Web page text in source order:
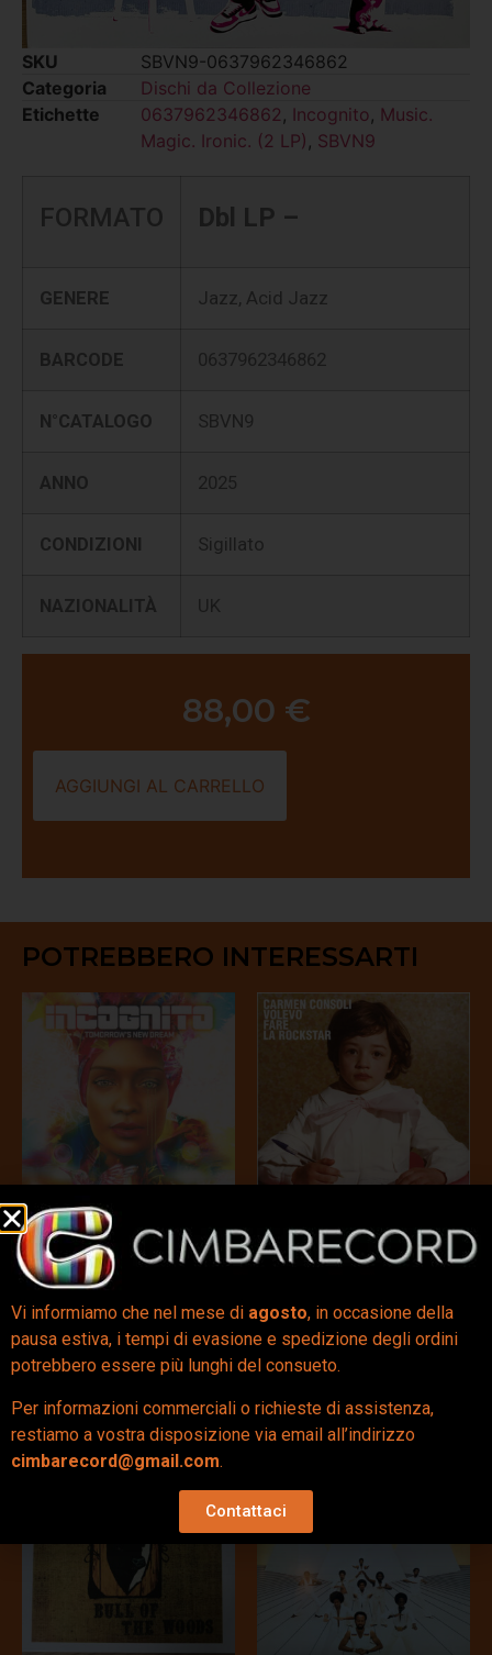
SKU
SBVN9-0637962346862
Categoria
Dischi da Collezione
Etichette
0637962346862 , Incognito, Music.
Magic. Ironic. (2 LP) , SBVN9
FORMATO Dbl LP –
GENERE Jazz, Acid Jazz
BARCODE 0637962346862
N°CATALOGO SBVN9
ANNO 2025
CONDIZIONI Sigillato
NAZIONALITÀ UK
88,00 €
AGGIUNGI AL CARRELLO
POTREBBERO INTERESSARTI
Tomorrow’s New
Dream (CD Signed) –
Incognito –
Autografato
43,00€
Volevo Fare La
Rockstar (LP Autogr.) –
Autografato
42,00€
Vi informiamo che nel mese di agosto, in occasione della
pausa estiva, i tempi di evasione e spedizione degli ordini
potrebbero essere più lunghi del consueto.
Per informazioni commerciali o richieste di assistenza,
restiamo a vostra disposizione via email all’indirizzo
cimbarecord@gmail.com.
Contattaci